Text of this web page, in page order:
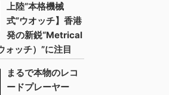
上陸“本格機械
式”ウオッチ】香港
発の新鋭“Metrical
ッチ）”に注目
まるで本物のレコ
ードプレーヤー